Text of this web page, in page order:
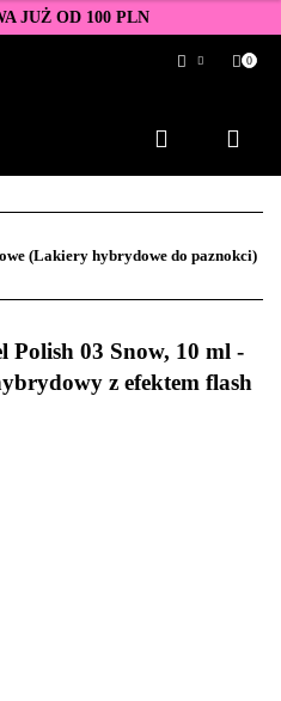
JUŻ OD 100 PLN
Zarejestruj się
Dodaj zgłoszenie
Zgody cookies
0
(Lakiery hybrydowe do paznokci)
03 Snow, 10 ml -
z efektem flash